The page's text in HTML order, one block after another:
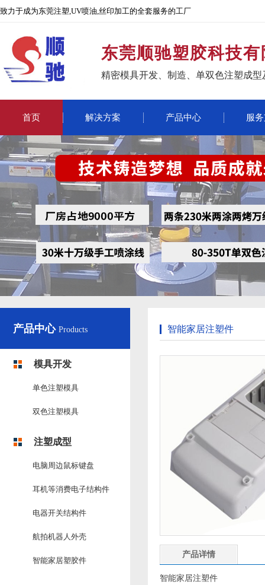
致力于成为东莞注塑,UV喷油,丝印加工的全套服务的工厂
东莞顺驰塑胶科技
精密模具开发、制造、单双色注塑成
首页 解决方案 产品中心 服
产品中心 Products
模具开发
单色注塑模具
双色注塑模具
注塑成型
电脑周边鼠标键盘
耳机等消费电子结构件
电器开关结构件
航拍机器人外壳
智能家居塑胶件
智能家居注塑件
产品详情
智能家居注塑件